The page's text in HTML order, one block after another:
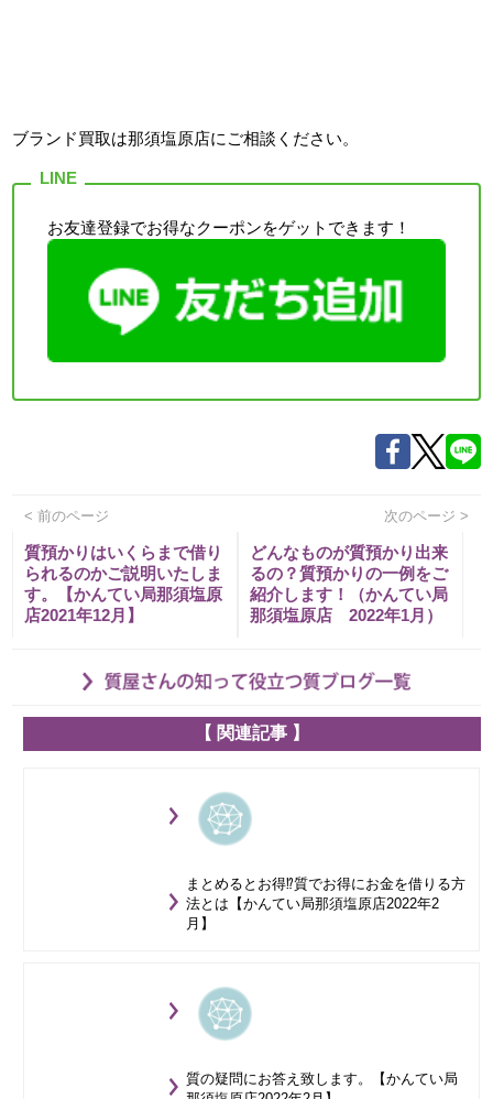
ブランド買取は那須塩原店にご相談ください。
お友達登録でお得なクーポンをゲットできます！
< 前のページ 次のページ >
質預かりはいくらまで借り
られるのかご説明いたしま
す。【かんてい局那須塩原
店2021年12月】
どんなものが質預かり出来
るの？質預かりの一例をご
紹介します！（かんてい局
那須塩原店 2022年1月）
【 関連記事 】
まとめるとお得⁉質でお得にお金を借りる方
法とは【かんてい局那須塩原店2022年2
月】
質の疑問にお答え致します。【かんてい局